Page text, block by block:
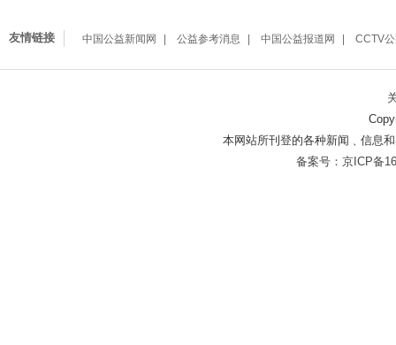
友情链接 中国公益新闻网 公益参考消息 中国公益报道网 CCTV
本网站所刊登的各种新闻﹑信息
备案号：京ICP备